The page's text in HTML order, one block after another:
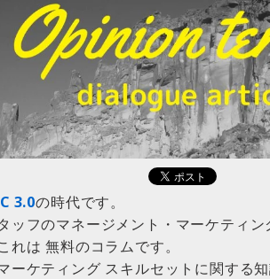
3.0の時代です。
ッフのマネージメント・マーケティ
は 無料のコラムです。
ーケティング スキルセットに関する